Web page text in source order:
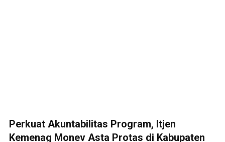
Perkuat Akuntabilitas Program, Itjen
Kemenag Monev Asta Protas di Kabupaten